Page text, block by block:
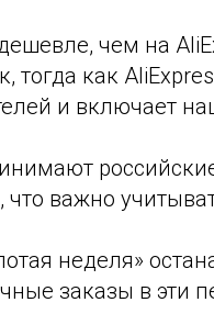
чем на
тогда как
и включает
важно
неделя»
заказы в эти